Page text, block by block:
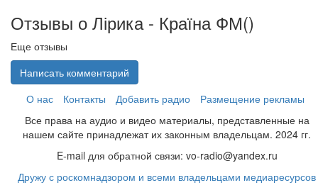
Отзывы о Лірика - Країна ФМ()
Еще отзывы
Написать комментарий
О нас
Контакты Добавить радио
Размещение рекламы
Все права на аудио и видео материалы, представленные на
нашем сайте принадлежат их законным владельцам. 2024 гг.
E-mail для обратной связи: vo-radio@yandex.ru
Дружу с роскомнадзором и всеми владельцами медиаресурсов